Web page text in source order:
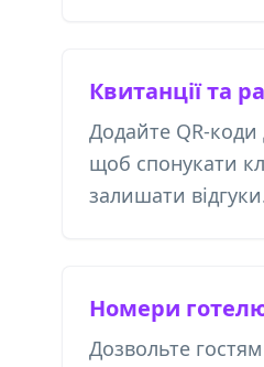
Квитанції та
Додайте QR-коди
щоб спонукати
залишати
Номери
Дозвольте